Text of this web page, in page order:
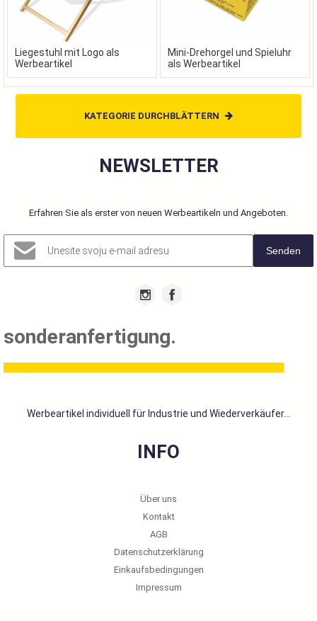
Liegestuhl mit Logo als
Werbeartikel
Mini-Drehorgel und Spieluhr
als Werbeartikel
KATEGORIE DURCHBLÄTTERN
NEWSLETTER
Erfahren Sie als erster von neuen Werbeartikeln und Angeboten.
Senden
sonderanfertigung.
Werbeartikel individuell für Industrie und Wiederverkäufer...
INFO
Über uns
Kontakt
AGB
Datenschutzerklärung
Einkaufsbedingungen
Impressum